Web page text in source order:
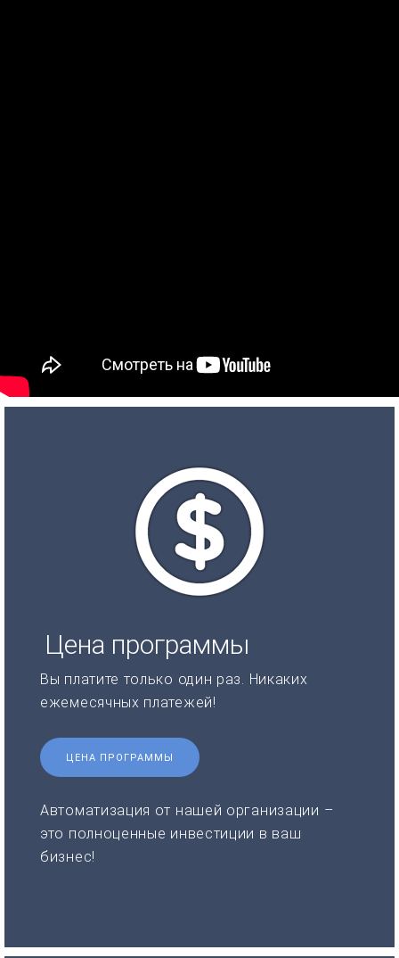
Цена программы
Вы платите только один раз. Никаких
ежемесячных платежей!
ЦЕНА ПРОГРАММЫ
Автоматизация от нашей организации –
это полноценные инвестиции в ваш
бизнес!